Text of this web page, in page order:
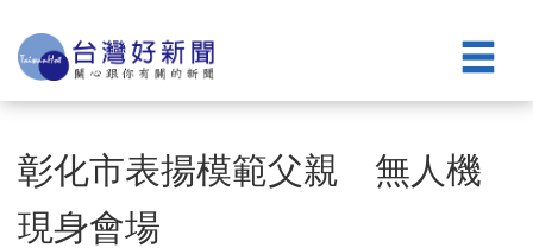
彰化市表揚模範父親 無人機
現身會場